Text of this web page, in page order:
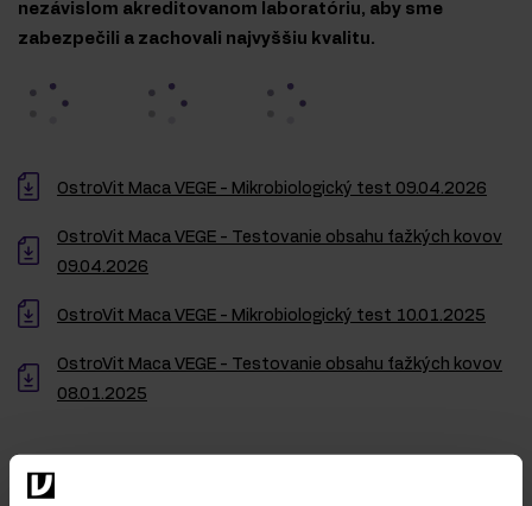
nezávislom akreditovanom laboratóriu, aby sme
zabezpečili a zachovali najvyššiu kvalitu.
OstroVit Maca VEGE - Mikrobiologický test 09.04.2026
OstroVit Maca VEGE - Testovanie obsahu ťažkých kovov
09.04.2026
OstroVit Maca VEGE - Mikrobiologický test 10.01.2025
OstroVit Maca VEGE - Testovanie obsahu ťažkých kovov
08.01.2025